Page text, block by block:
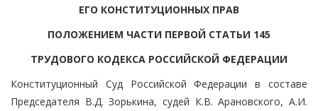
ЕГО КОНСТИТУЦИОННЫХ ПРАВ
ПОЛОЖЕНИЕМ ЧАСТИ ПЕРВОЙ СТАТЬИ 145
ТРУДОВОГО КОДЕКСА РОССИЙСКОЙ ФЕДЕРАЦИИ
Конституционный Суд Российской Федерации в составе
Председателя В.Д. Зорькина, судей К.В. Арановского, А.И.